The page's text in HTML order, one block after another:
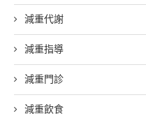
減重代謝
減重指導
減重門診
減重飲食